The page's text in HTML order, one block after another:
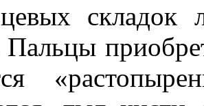
складок
Пальцы